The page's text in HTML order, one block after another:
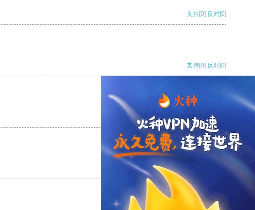
支持[0] 反对[0]
支持[0] 反对[0]
支持 反对
[0]